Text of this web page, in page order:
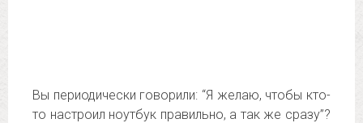
Вы периодически говорили: “Я желаю, чтобы кто-
то настроил ноутбук правильно, а так же сразу”?